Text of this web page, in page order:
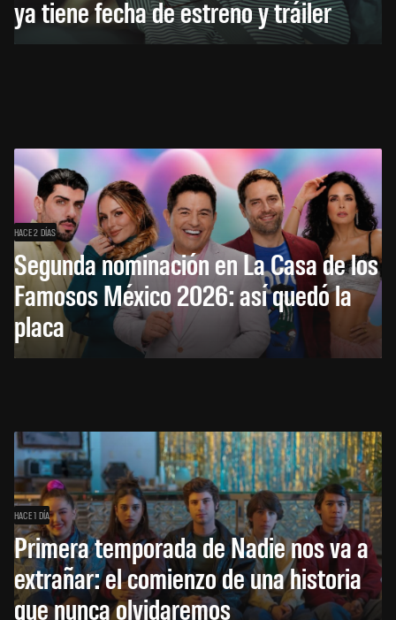
ya tiene fecha de estreno y tráiler
HACE 2 DÍAS
Segunda nominación en La Casa de los
Famosos México 2026: así quedó la
placa
HACE 1 DÍA
Primera temporada de Nadie nos va a
extrañar: el comienzo de una historia
que nunca olvidaremos